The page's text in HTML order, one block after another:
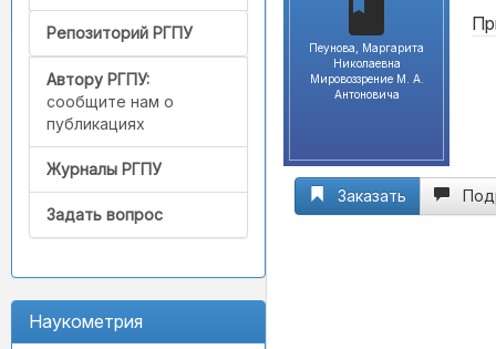
Репозиторий РГПУ
Автору РГПУ:
сообщите нам о
публикациях
Журналы РГПУ
Задать вопрос
Наукометрия
Пеунова, Маргарита
Николаевна
Мировоззрение М. А.
Антоновича
Заказать